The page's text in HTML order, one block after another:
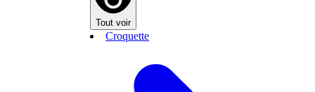
Tout voir
Croquette